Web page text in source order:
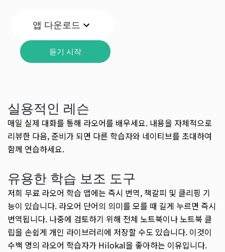
앱 다운로드
듣기 시작
실용적인 레슨
매일 실제 대화를 통해 라오어를 배우세요. 내용을 자체적으로
리뷰한 다음, 준비가 되면 다른 학습자와 네이티브를 초대하여
함께 연습하세요.
유용한 학습 보조 도구
저희 무료 라오어 학습 앱에는 즉시 번역, 책갈피 및 클리핑 기
능이 있습니다. 라오어 단어의 의미를 모를 때 길게 누르면 즉시
번역됩니다. 나중에 검토하기 위해 전체 노트북이나 노트북 클
립을 손쉽게 개인 라이브러리에 저장할 수도 있습니다. 이것이
수백 명의 라오어 학습자가 Hilokal을 좋아하는 이유입니다.